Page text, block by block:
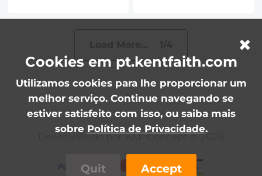
multirrevestida
para drones com
Desenvolvido por K&F Concept © 2026
Cookies em pt.kentfaith.com
Utilizamos cookies para lhe proporcionar um
melhor serviço. Continue navegando se
estiver satisfeito com isso, ou saiba mais
sobre Política de Privacidade.
Quit Accept